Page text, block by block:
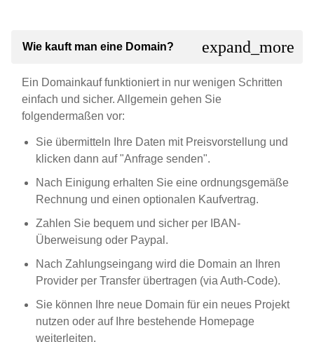
Wie kauft man eine Domain? expand_more
Ein Domainkauf funktioniert in nur wenigen Schritten
einfach und sicher. Allgemein gehen Sie
folgendermaßen vor:
Sie übermitteln Ihre Daten mit Preisvorstellung und
klicken dann auf "Anfrage senden".
Nach Einigung erhalten Sie eine ordnungsgemäße
Rechnung und einen optionalen Kaufvertrag.
Zahlen Sie bequem und sicher per IBAN-
Überweisung oder Paypal.
Nach Zahlungseingang wird die Domain an Ihren
Provider per Transfer übertragen (via Auth-Code).
Sie können Ihre neue Domain für ein neues Projekt
nutzen oder auf Ihre bestehende Homepage
weiterleiten.